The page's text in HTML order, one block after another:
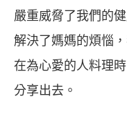
嚴重威脅了我們的
解決了媽媽的煩惱
在為心愛的人料理
分享出去。